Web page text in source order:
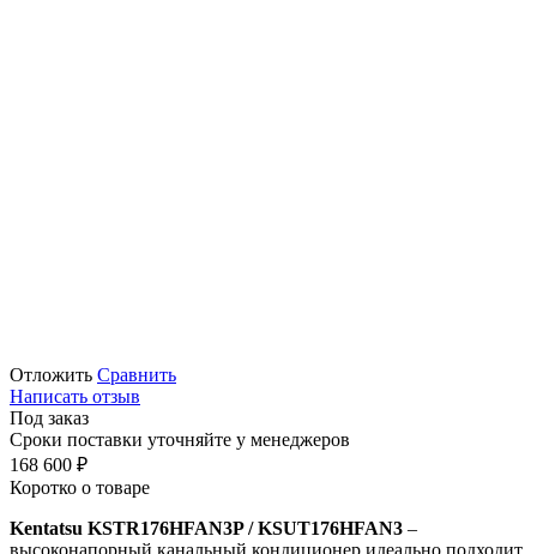
Отложить Сравнить
Написать отзыв
Под заказ
Сроки поставки уточняйте у менеджеров
168 600 ₽
Коротко о товаре
Kentatsu KSTR176HFAN3P / KSUT176HFAN3 –
высоконапорный канальный кондиционер идеально подходит